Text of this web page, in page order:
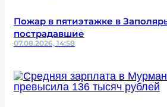
Пожар в пятиэтажке в
пострадавшие
07.08.2026, 14:58